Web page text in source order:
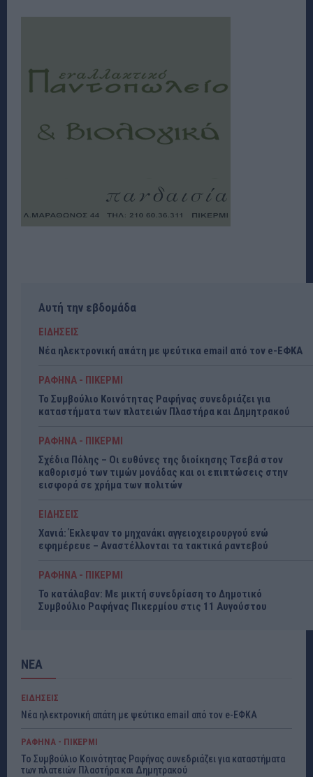
Αυτή την εβδομάδα
ΕΙΔΗΣΕΙΣ
Νέα ηλεκτρονική απάτη με ψεύτικα email από τον e-ΕΦΚΑ
ΡΑΦΗΝΑ - ΠΙΚΕΡΜΙ
Το Συμβούλιο Κοινότητας Ραφήνας συνεδριάζει για
καταστήματα των πλατειών Πλαστήρα και Δημητρακού
ΡΑΦΗΝΑ - ΠΙΚΕΡΜΙ
Σχέδια Πόλης – Οι ευθύνες της διοίκησης Τσεβά στον
καθορισμό των τιμών μονάδας και οι επιπτώσεις στην
εισφορά σε χρήμα των πολιτών
ΕΙΔΗΣΕΙΣ
Χανιά: Έκλεψαν το μηχανάκι αγγειοχειρουργού ενώ
εφημέρευε – Αναστέλλονται τα τακτικά ραντεβού
ΡΑΦΗΝΑ - ΠΙΚΕΡΜΙ
Το κατάλαβαν: Με μικτή συνεδρίαση το Δημοτικό
Συμβούλιο Ραφήνας Πικερμίου στις 11 Αυγούστου
ΝΕΑ
ΕΙΔΗΣΕΙΣ
Νέα ηλεκτρονική απάτη με ψεύτικα email από τον e-ΕΦΚΑ
ΡΑΦΗΝΑ - ΠΙΚΕΡΜΙ
Το Συμβούλιο Κοινότητας Ραφήνας συνεδριάζει για καταστήματα
των πλατειών Πλαστήρα και Δημητρακού